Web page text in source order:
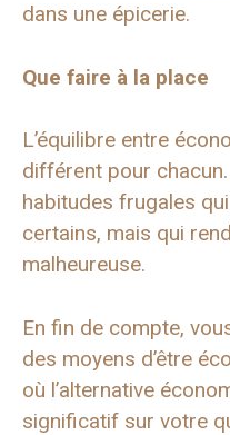
dans une épicerie.
Que faire à la place
L’équilibre entre
différent pour
habitudes frugales
certains, mais qui
malheureuse.
En fin de compte,
des moyens d’être
où l’alternative
significatif sur votre